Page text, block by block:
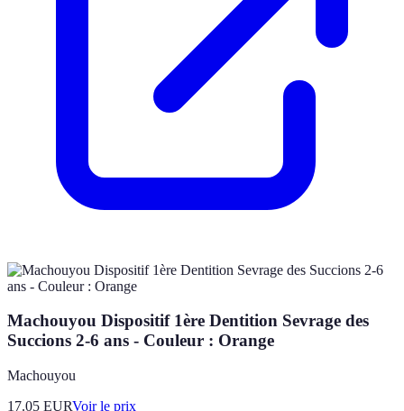
Machouyou Dispositif 1ère Dentition Sevrage des
Succions 2-6 ans - Couleur : Orange
Machouyou
17.05 EURVoir le prix